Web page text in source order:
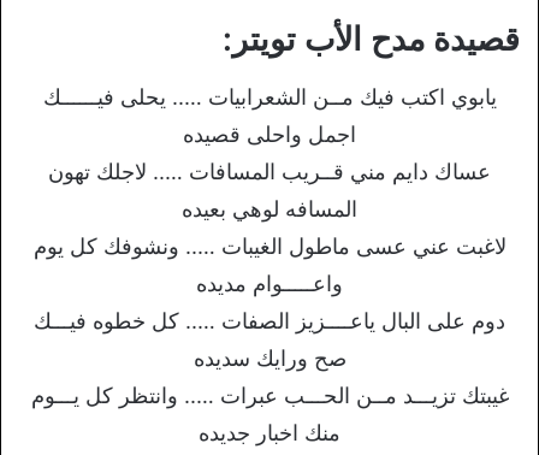
قصيدة مدح الأب تويتر:
يابوي اكتب فيك مــن الشعرابيات ….. يحلى فيــــــك
اجمل واحلى قصيده
عساك دايم مني قــريب المسافات ….. لاجلك تهون
المسافه لوهي بعيده
لاغبت عني عسى ماطول الغيبات ….. ونشوفك كل يوم
واعـــــوام مديده
دوم على البال ياعــــزيز الصفات ….. كل خطوه فيـــك
صح ورايك سديده
غيبتك تزيـــد مــن الحـــب عبرات ….. وانتظر كل يـــوم
منك اخبار جديده